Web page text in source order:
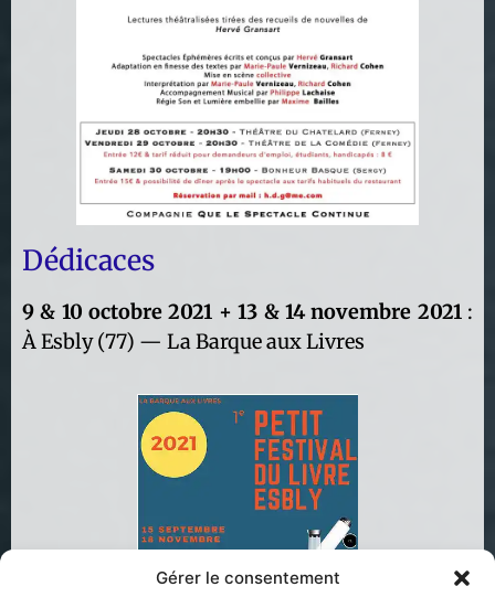
Gérer le consentement
Dédicaces
9 & 10 octobre 2021 + 13 & 14 novembre 2021:
À Esbly (77) — La Barque aux Livres